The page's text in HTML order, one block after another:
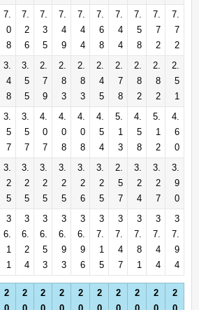
7.
0
8
7.
2
6
7.
3
5
7.
4
9
7.
4
4
7.
6
8
7.
4
4
7.
5
8
7.
7
2
7.
7
2
3.
4
8
3.
5
5
2.
7
9
2.
8
3
2.
8
3
2.
4
5
2.
7
8
2.
8
2
2.
8
2
2.
5
1
3.
5
7
3.
5
7
4.
0
7
4.
0
8
4.
0
8
4.
5
4
5.
1
3
4.
5
8
5.
1
2
4.
6
0
3.
2
5
3.
2
5
3.
2
5
3.
2
5
3.
2
6
3.
2
5
2.
5
7
3.
2
4
3.
2
7
3.
9
0
3
6.
1
1
3
6.
2
4
3
6.
5
3
3
6.
9
3
3
6.
9
6
3
7.
1
5
3
7.
4
7
3
7.
8
1
3
7.
4
4
3
7.
9
4
2
2
2
2
2
2
2
2
2
2